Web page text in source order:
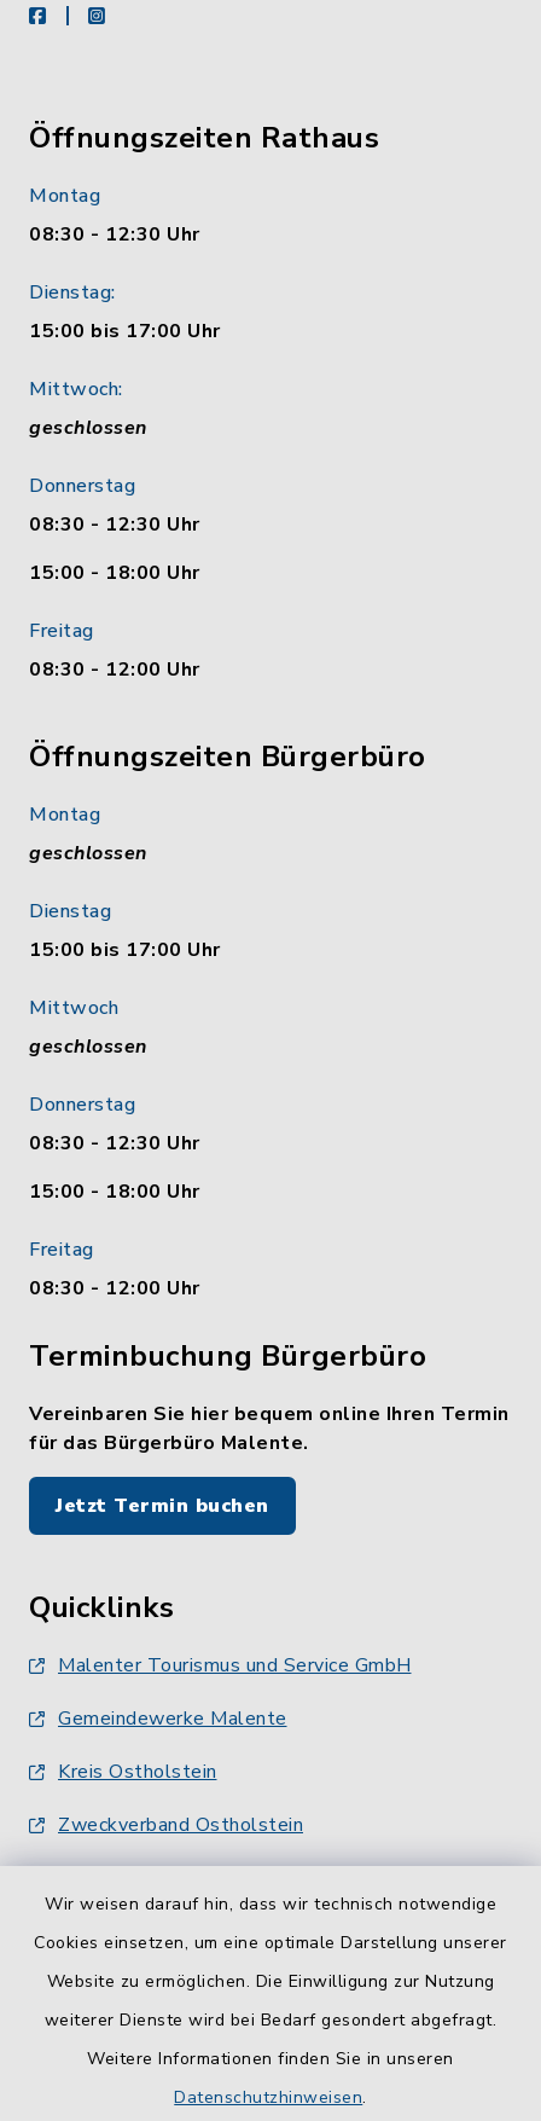
Wir weisen darauf hin, dass wir technisch notwendige
Cookies einsetzen, um eine optimale Darstellung unserer
Website zu ermöglichen. Die Einwilligung zur Nutzung
weiterer Dienste wird bei Bedarf gesondert abgefragt.
Weitere Informationen finden Sie in unseren
Datenschutzhinweisen.
facebookinstagram
Öffnungszeiten Rathaus
Montag
08:30 - 12:30 Uhr
Dienstag:
15:00 bis 17:00 Uhr
Mittwoch:
geschlossen
Donnerstag
08:30 - 12:30 Uhr
15:00 - 18:00 Uhr
Freitag
08:30 - 12:00 Uhr
Öffnungszeiten Bürgerbüro
Montag
geschlossen
Dienstag
15:00 bis 17:00 Uhr
Mittwoch
geschlossen
Donnerstag
08:30 - 12:30 Uhr
15:00 - 18:00 Uhr
Freitag
08:30 - 12:00 Uhr
Terminbuchung Bürgerbüro
Vereinbaren Sie hier bequem online Ihren Termin
für das Bürgerbüro Malente.
Jetzt Termin buchen
Quicklinks
Malenter Tourismus und Service GmbH
Gemeindewerke Malente
Kreis Ostholstein
Zweckverband Ostholstein
Barrierefreiheit